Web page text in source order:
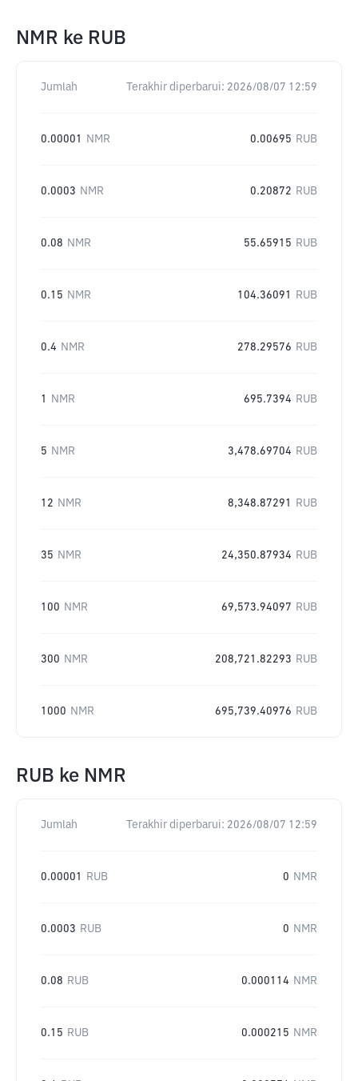
NMR ke RUB
Jumlah Terakhir diperbarui: 2026/08/07 12:59
0.00001 NMR 0.00695 RUB
0.0003 NMR 0.20872 RUB
0.08 NMR 55.65915 RUB
0.15 NMR 104.36091 RUB
0.4 NMR 278.29576 RUB
1 NMR 695.7394 RUB
5 NMR 3,478.69704 RUB
12 NMR 8,348.87291 RUB
35 NMR 24,350.87934 RUB
100 NMR 69,573.94097 RUB
300 NMR 208,721.82293 RUB
1000 NMR 695,739.40976 RUB
RUB ke NMR
Jumlah Terakhir diperbarui: 2026/08/07 12:59
0.00001 RUB 0 NMR
0.0003 RUB 0 NMR
0.08 RUB 0.000114 NMR
0.15 RUB 0.000215 NMR